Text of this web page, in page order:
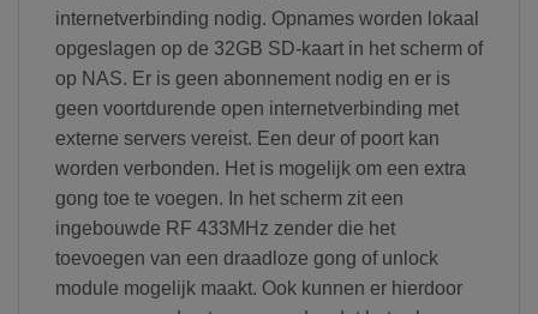
internetverbinding nodig. Opnames worden lokaal
opgeslagen op de 32GB SD-kaart in het scherm of
op NAS. Er is geen abonnement nodig en er is
geen voortdurende open internetverbinding met
externe servers vereist. Een deur of poort kan
worden verbonden. Het is mogelijk om een extra
gong toe te voegen. In het scherm zit een
ingebouwde RF 433MHz zender die het
toevoegen van een draadloze gong of unlock
module mogelijk maakt. Ook kunnen er hierdoor